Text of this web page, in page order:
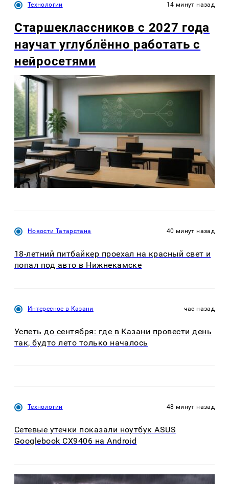
Технологии 14 минут назад
Старшеклассников с 2027 года
научат углублённо работать с
нейросетями
Новости Татарстана 40 минут назад
18-летний питбайкер проехал на красный свет и
попал под авто в Нижнекамске
Интересное в Казани час назад
Успеть до сентября: где в Казани провести день
так, будто лето только началось
Технологии 48 минут назад
Сетевые утечки показали ноутбук ASUS
Googlebook CX9406 на Android